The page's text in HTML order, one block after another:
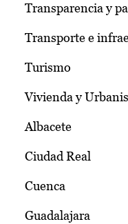
Transparencia y
Transporte e
Turismo
Vivienda y
Albacete
Ciudad Real
Cuenca
Guadalajara